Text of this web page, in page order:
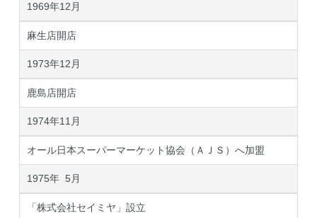
1969年12月
麻生店開店
1973年12月
鹿島店開店
1974年11月
オール日本スーパーマーケット協会（ＡＪＳ）へ加盟
1975年 5月
「株式会社セイミヤ」設立